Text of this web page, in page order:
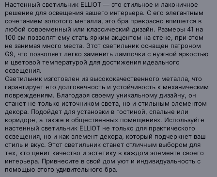
Настенный светильник ELLIOT — это стильное и лаконичное
решение для освещения вашего интерьера. С его элегантным
сочетанием золотого металла, это бра прекрасно впишется в
любой современный или классический дизайн. Размеры 41 на
100 см позволят ему стать ярким акцентом на стене, при этом
не занимая много места. Этот светильник оснащен патроном
G9, что позволяет легко заменить лампочки с нужной яркостью
и цветовой температурой для достижения идеального
освещения.
Светильник изготовлен из высококачественного металла, что
гарантирует его долговечность и устойчивость к механическим
повреждениям. Благодаря своему уникальному дизайну, он
станет не только источником света, но и стильным элементом
декора. Подойдет для установки в гостиной, спальне или
коридоре, а также в общественных помещениях. Используйте
настенный светильник ELLIOT не только для практического
освещения, но и как элемент декора, который подчеркнет ваш
стиль и вкус. Этот светильник станет отличным выбором для
тех, кто ценит качество и эстетику в каждом элементе своего
интерьера. Привнесите в свой дом уют и индивидуальность с
помощью этого удивительного бра.